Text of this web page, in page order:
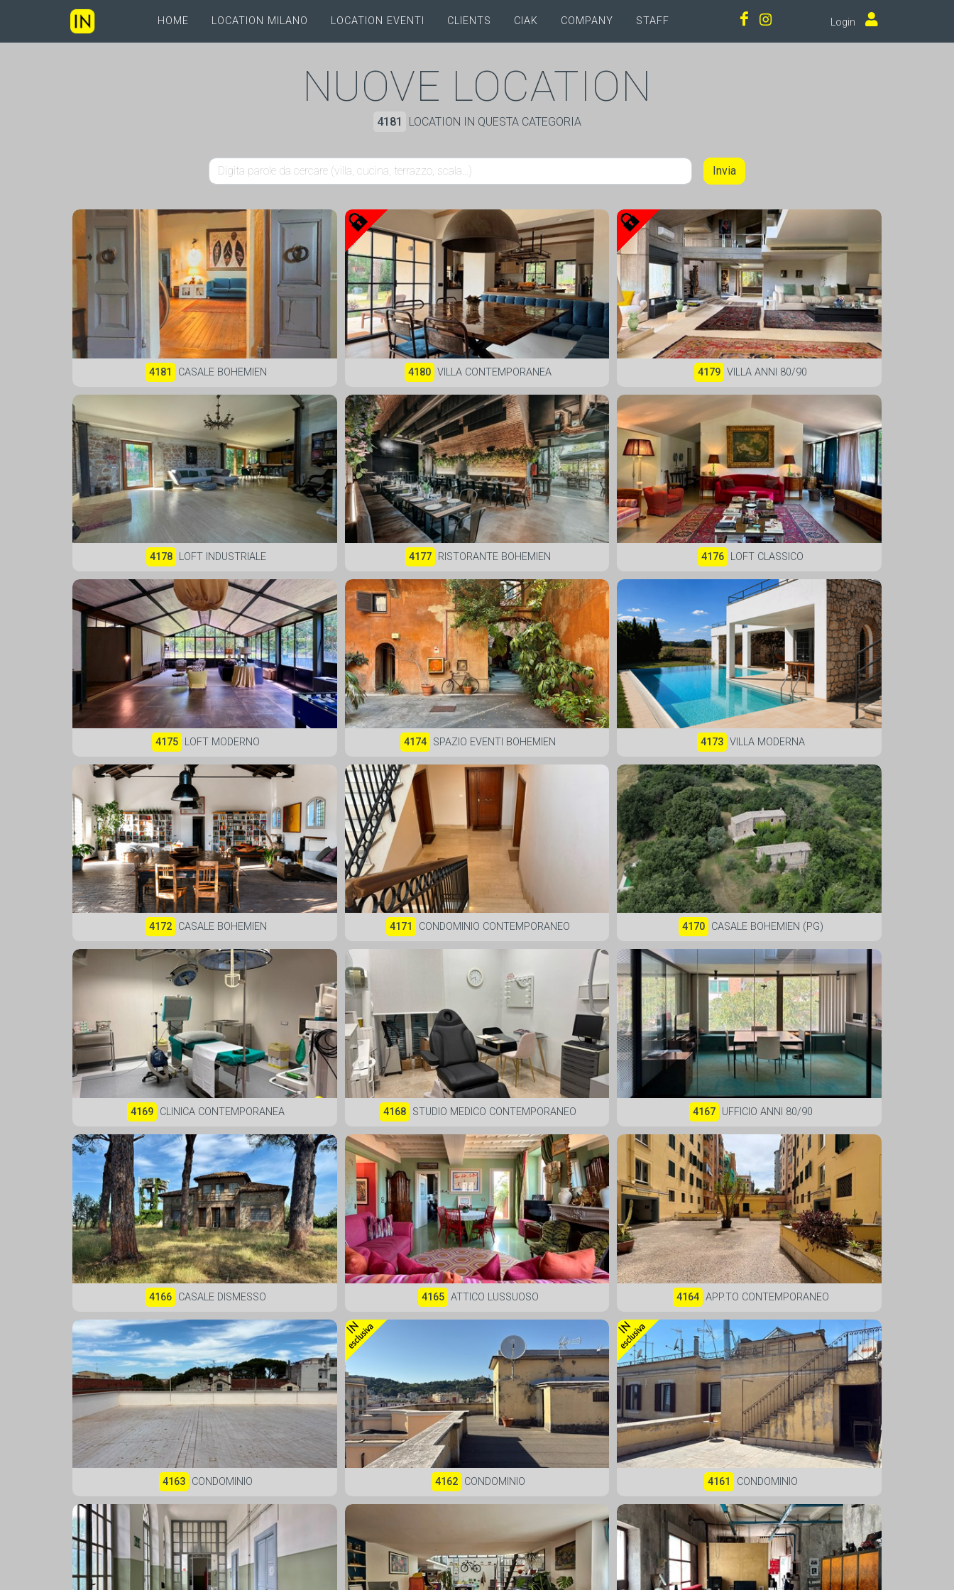
Login
HOME LOCATION MILANO LOCATION EVENTI CLIENTS CIAK COMPANY STAFF
NUOVE LOCATION
4181 LOCATION IN QUESTA CATEGORIA
4181 CASALE BOHEMIEN 4180 VILLA CONTEMPORANEA 4179 VILLA ANNI 80/90
4178 LOFT INDUSTRIALE 4177 RISTORANTE BOHEMIEN 4176 LOFT CLASSICO
4175 LOFT MODERNO 4174 SPAZIO EVENTI BOHEMIEN 4173 VILLA MODERNA
4172 CASALE BOHEMIEN 4171 CONDOMINIO CONTEMPORANEO 4170 CASALE BOHEMIEN (PG)
4169 CLINICA CONTEMPORANEA 4168 STUDIO MEDICO CONTEMPORANEO 4167 UFFICIO ANNI 80/90
4166 CASALE DISMESSO 4165 ATTICO LUSSUOSO 4164 APP.TO CONTEMPORANEO
4163 CONDOMINIO 4162 CONDOMINIO 4161 CONDOMINIO